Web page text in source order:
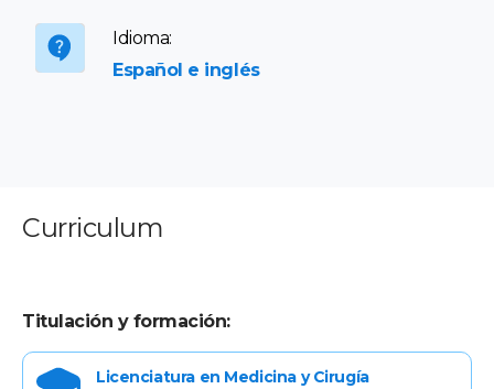
Idioma:
Español e inglés
Curriculum
Titulación y formación:
Licenciatura en Medicina y Cirugía